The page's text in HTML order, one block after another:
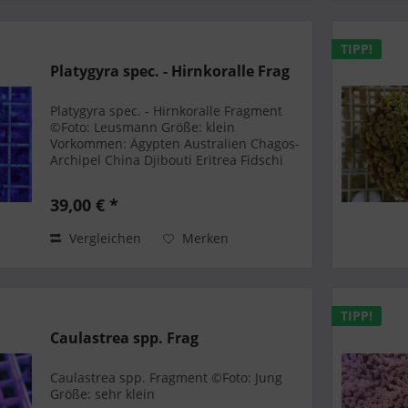
Platygyra spec. - Hirnkoralle Frag
Platygyra spec. - Hirnkoralle Fragment
©Foto: Leusmann Größe: klein
Vorkommen: Ägypten Australien Chagos-
Archipel China Djibouti Eritrea Fidschi
Malaysia Mauritius...
39,00 € *
Vergleichen Merken
TIPP!
Caulastrea spp. Frag
Caulastrea spp. Fragment ©Foto: Jung
Größe: sehr klein
TIPP!